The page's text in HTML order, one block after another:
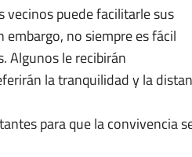
vecinos puede facilitarle sus
embargo, no siempre es fácil
Algunos le recibirán
la tranquilidad y la
para que la convivencia